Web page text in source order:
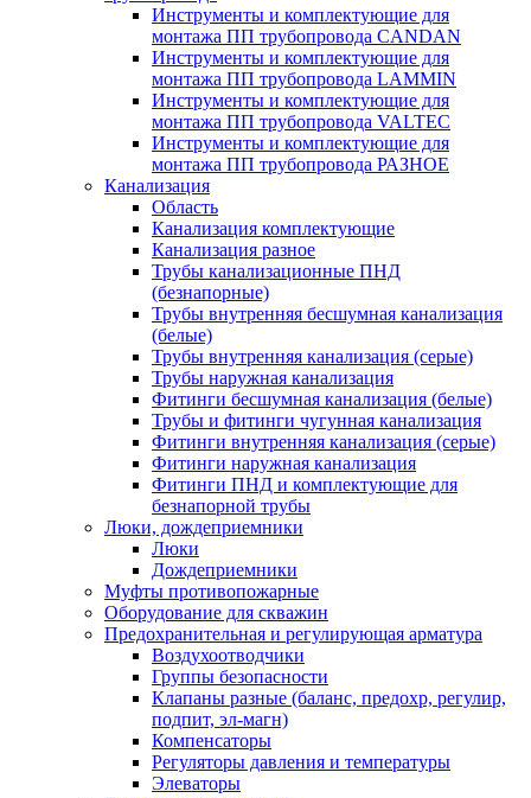
Инструменты и комплектующие для
монтажа ПП трубопровода CANDAN
Инструменты и комплектующие для
монтажа ПП трубопровода LAMMIN
Инструменты и комплектующие для
монтажа ПП трубопровода VALTEC
Инструменты и комплектующие для
монтажа ПП трубопровода РАЗНОЕ
Канализация
Область
Канализация комплектующие
Канализация разное
Трубы канализационные ПНД
(безнапорные)
Трубы внутренняя бесшумная канализация
(белые)
Трубы внутренняя канализация (серые)
Трубы наружная канализация
Фитинги бесшумная канализация (белые)
Трубы и фитинги чугунная канализация
Фитинги внутренняя канализация (серые)
Фитинги наружная канализация
Фитинги ПНД и комплектующие для
безнапорной трубы
Люки, дождеприемники
Люки
Дождеприемники
Муфты противопожарные
Оборудование для скважин
Предохранительная и регулирующая арматура
Воздухоотводчики
Группы безопасности
Клапаны разные (баланс, предохр, регулир,
подпит, эл-магн)
Компенсаторы
Регуляторы давления и температуры
Элеваторы